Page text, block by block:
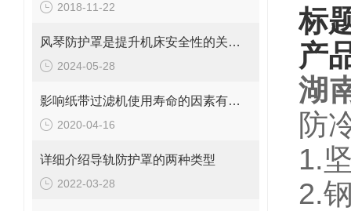
2018-11-22
风琴防护罩是提升机床安全性的关键因素
2024-05-28
影响纸带过滤机使用寿命的因素有哪些？
2020-04-16
详细介绍导轨防护罩的两种类型
2022-03-28
标
产
湖
防
1.
2.